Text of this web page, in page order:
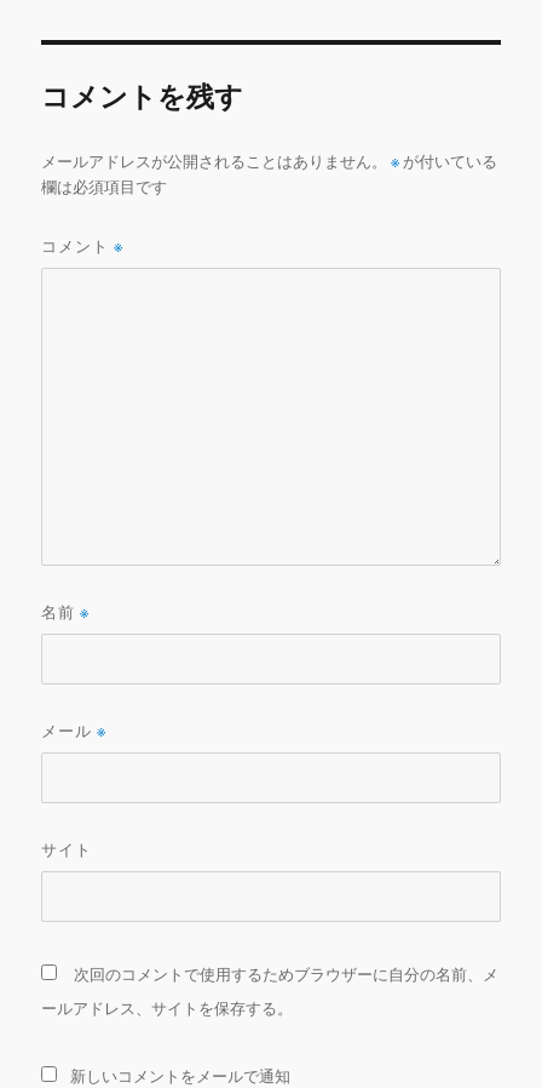
o
o
コメントを残す
メールアドレスが公開されることはありません。 ※ が付いている
欄は必須項目です
コメント※
名前※
メール※
サイト
次回のコメントで使用するためブラウザーに自分の名前、メ
ールアドレス、サイトを保存する。
新しいコメントをメールで通知